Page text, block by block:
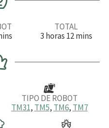
TOTAL
3h
a
horas 12m
u
mins
TIPO DE ROBOT
TM31, TM5, TM6, TM7